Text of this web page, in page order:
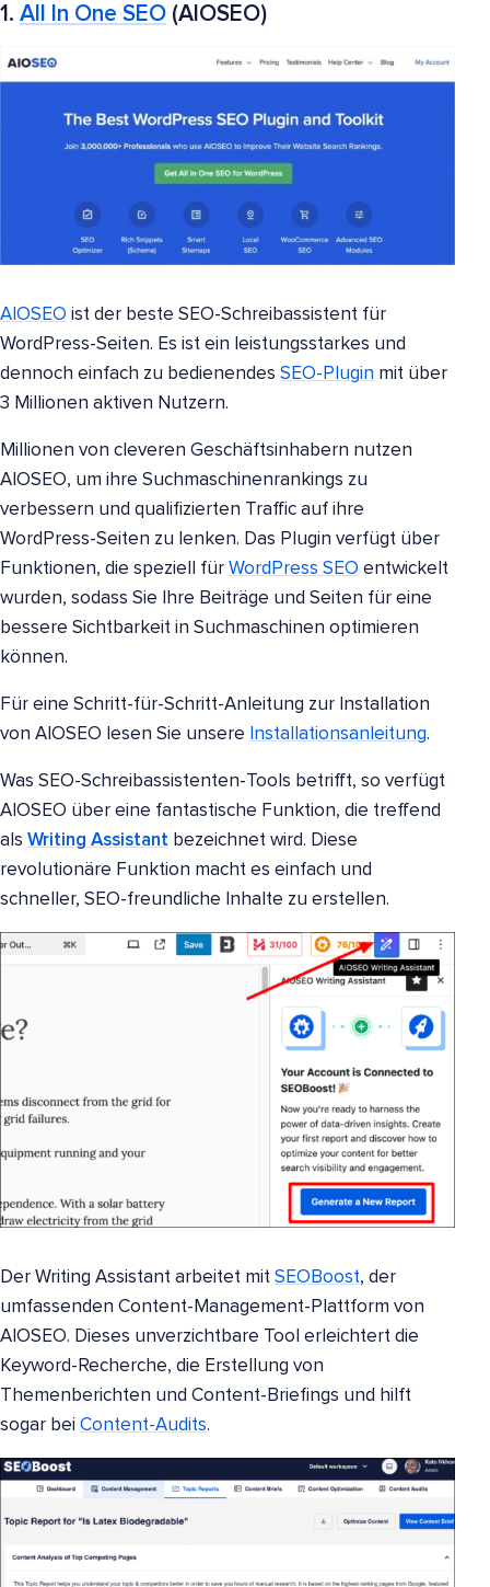
1. All In One SEO (AIOSEO)
AIOSEO ist der beste SEO-Schreibassistent für
WordPress-Seiten. Es ist ein leistungsstarkes und
dennoch einfach zu bedienendes SEO-Plugin mit über
3 Millionen aktiven Nutzern.
Millionen von cleveren Geschäftsinhabern nutzen
AIOSEO, um ihre Suchmaschinenrankings zu
verbessern und qualifizierten Traffic auf ihre
WordPress-Seiten zu lenken. Das Plugin verfügt über
Funktionen, die speziell für WordPress SEO entwickelt
wurden, sodass Sie Ihre Beiträge und Seiten für eine
bessere Sichtbarkeit in Suchmaschinen optimieren
können.
Für eine Schritt-für-Schritt-Anleitung zur Installation
von AIOSEO lesen Sie unsere Installationsanleitung.
Was SEO-Schreibassistenten-Tools betrifft, so verfügt
AIOSEO über eine fantastische Funktion, die treffend
als Writing Assistant bezeichnet wird. Diese
revolutionäre Funktion macht es einfach und
schneller, SEO-freundliche Inhalte zu erstellen.
Der Writing Assistant arbeitet mit SEOBoost, der
umfassenden Content-Management-Plattform von
AIOSEO. Dieses unverzichtbare Tool erleichtert die
Keyword-Recherche, die Erstellung von
Themenberichten und Content-Briefings und hilft
sogar bei Content-Audits.